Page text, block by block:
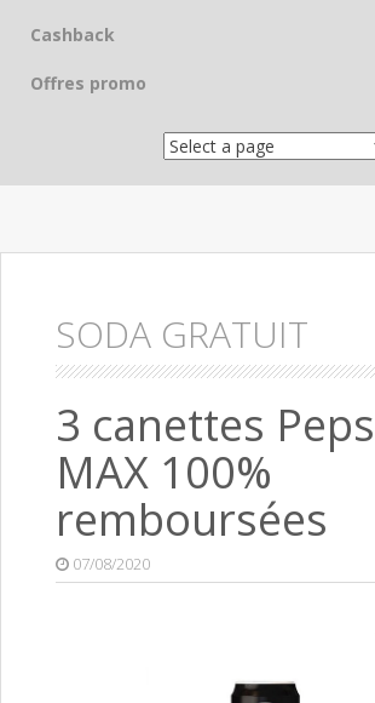
Cashback
Offres promo
SODA GRATUIT
3 canettes
MAX 100%
remboursées
07/08/2020